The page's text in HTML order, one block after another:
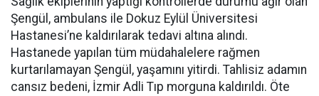
Şengül, ambulans ile Dokuz Eylül Üniversitesi
Hastanesi’ne kaldırılarak tedavi altına alındı.
Hastanede yapılan tüm müdahalelere rağmen
kurtarılamayan Şengül, yaşamını yitirdi. Tahlisiz adamın
cansız bedeni, İzmir Adli Tıp morguna kaldırıldı. Öte